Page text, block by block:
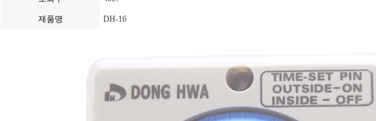
제품명 DH-16